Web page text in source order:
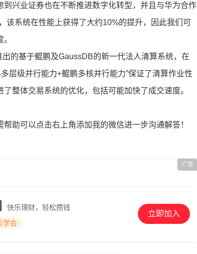
兴业证券也在不断推进数字化转型，并且与华为合作
该系统在性能上获得了大约10%的提升，因此我们可
的基于鲲鹏及GaussDB的新一代法人清算系统，在
层级并行能力+鲲鹏多核并行能力”保证了清算作业性
整体交易系统的优化，包括可能加快了成交速度。
助可以点击右上角添加我的微信进一步沟通解答！
快乐理财，轻松攒钱
学会
立即加入
广告